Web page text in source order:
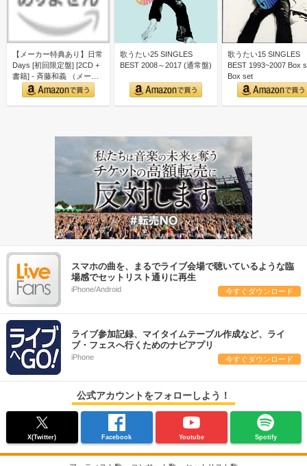
【メーカー特典あり】日常
Days [初回限定盤] [2CD +
書籍] - 斉藤和義 （メーカ
ー特…
歌うたい25 SINGLES
BEST 2008～2017 (通常盤)
歌うたい15 SINGLES
BEST 1993~2007 Box
Box set
スマホの曲を、まるでライブ会場で聴いているような臨
場感でセットリスト通りに再生
iPhone/Android 今すぐダウンロード
ライブ参加記録、マイタイムテーブル作成など、ライ
ブ・フェスへ行くためのナビアプリ
iPhone 今すぐダウンロード
公式アカウントをフォローしよう！
X(Twitter) Facebook Youtube Spotify